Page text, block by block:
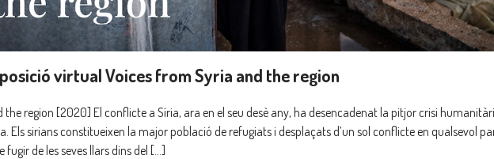
virtual Voices from Syria and the region
the region [2020] El conflicte a Síria, ara en el seu desè any, ha desencadenat la pitjor crisi
Els sirians constitueixen la major població de refugiats i desplaçats d’un sol conflicte en qualsevol
fugir de les seves llars dins del […]